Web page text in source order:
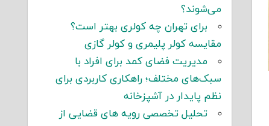
می‌شوند؟
برای تهران چه کولری بهتر است؟
مقایسه کولر پلیمری و کولر گازی
مدیریت فضای کمد برای افراد با
سبک‌های مختلف؛ راهکاری کاربردی برای
نظم پایدار در آشپزخانه
تحلیل تخصصی رویه های قضایی از